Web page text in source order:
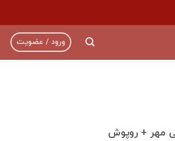
ورود / عضویت
مهر + روپوش